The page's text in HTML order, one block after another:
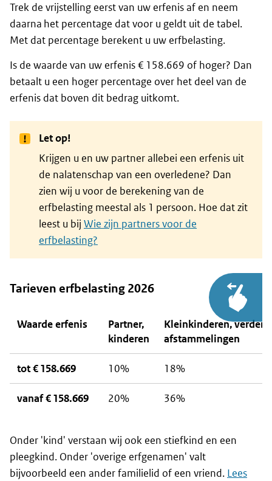
Trek de vrijstelling eerst van uw erfenis af en neem
daarna het percentage dat voor u geldt uit de tabel.
Met dat percentage berekent u uw erfbelasting.
Is de waarde van uw erfenis € 158.669 of hoger? Dan
betaalt u een hoger percentage over het deel van de
erfenis dat boven dit bedrag uitkomt.
Let op!
Krijgen u en uw partner allebei een erfenis uit
de nalatenschap van een overledene? Dan
zien wij u voor de berekening van de
erfbelasting meestal als 1 persoon. Hoe dat zit
leest u bij Wie zijn partners voor de
erfbelasting?
Tarieven erfbelasting 2026
Waarde erfenis
Partner,
kinderen
Kleinkinderen, verdere
afstammelingen
tot € 158.669 10% 18%
vanaf € 158.669 20% 36%
Onder 'kind' verstaan wij ook een stiefkind en een
pleegkind. Onder 'overige erfgenamen' valt
bijvoorbeeld een ander familielid of een vriend. Lees